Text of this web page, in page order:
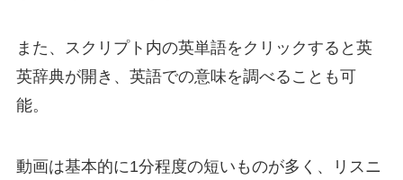
また、スクリプト内の英単語をクリックすると英
英辞典が開き、英語での意味を調べることも可
能。
動画は基本的に1分程度の短いものが多く、リスニ